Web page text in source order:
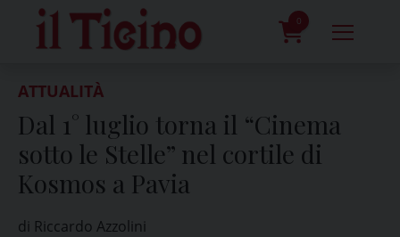
content
0
ATTUALITÀ
Dal 1° luglio torna il “Cinema
sotto le Stelle” nel cortile di
Kosmos a Pavia
di Riccardo Azzolini